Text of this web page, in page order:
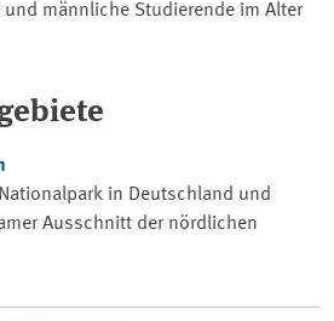
und männliche Studierende im Alter
in Deutschland und
Ausschnitt der nördlichen